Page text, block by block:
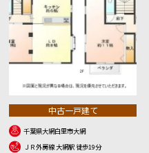
中古一戸建て
千葉県大網白里市大網
ＪＲ外房線 大網駅 徒歩19分